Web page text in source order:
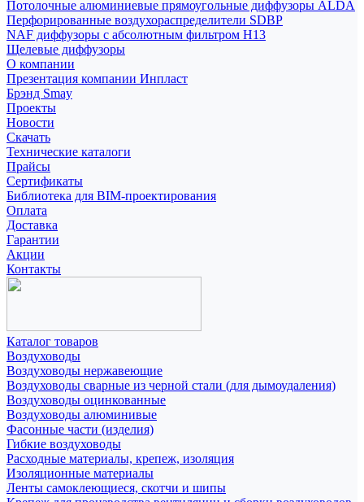
Потолочные алюминиевые прямоугольные диффузоры ALDA
Перфорированные воздухораспределители SDBP
NAF диффузоры с абсолютным фильтром Н13
Щелевые диффузоры
О компании
Презентация компании Инпласт
Брэнд Smay
Проекты
Новости
Скачать
Технические каталоги
Прайсы
Сертификаты
Библиотека для BIM-проектирования
Оплата
Доставка
Гарантии
Акции
Контакты
Каталог товаров
Воздуховоды
Воздуховоды нержавеющие
Воздуховоды сварные из черной стали (для дымоудаления)
Воздуховоды оцинкованные
Воздуховоды алюминивые
Фасонные части (изделия)
Гибкие воздуховоды
Расходные материалы, крепеж, изоляция
Изоляционные материалы
Ленты самоклеющиеся, скотчи и шипы